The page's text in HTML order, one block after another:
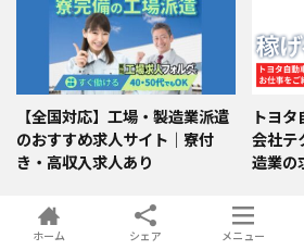
【全国対応】工場・製造業派遣
のおすすめ求人サイト｜寮付
き・高収入求人あり
トヨ
会社テ
造業の
ホーム シェア メニュー